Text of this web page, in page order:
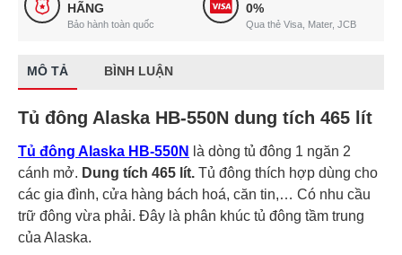
HÃNG
Bảo hành toàn quốc
0%
Qua thẻ Visa, Mater, JCB
MÔ TẢ BÌNH LUẬN
Tủ đông Alaska HB-550N dung tích 465 lít
Tủ đông Alaska HB-550N
là dòng tủ đông 1 ngăn 2
cánh mở. Dung tích 465 lít. Tủ đông thích hợp dùng cho
các gia đình, cửa hàng bách hoá, căn tin,… Có nhu cầu
trữ đông vừa phải. Đây là phân khúc tủ đông tầm trung
của Alaska.